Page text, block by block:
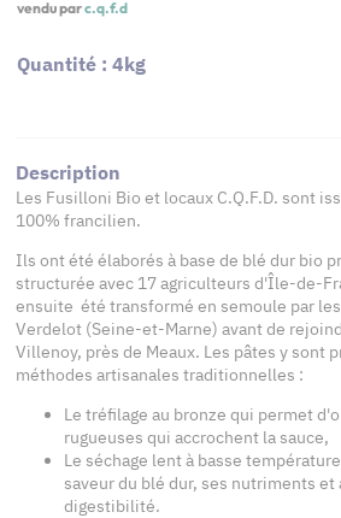
vendu parc.q.f.d
Quantité : 4kg
Description
Les Fusilloni Bio et locaux C.Q.F.D. sont
100% francilien.
Ils ont été élaborés à base de blé dur bio
structurée avec 17 agriculteurs d'Île-de-
ensuite été transformé en semoule par
Verdelot (Seine-et-Marne) avant de
Villenoy, près de Meaux. Les pâtes y sont
méthodes artisanales traditionnelles :
Le tréfilage au bronze qui permet
rugueuses qui accrochent la sauce,
Le séchage lent à basse
saveur du blé dur, ses nutriments et
digestibilité.